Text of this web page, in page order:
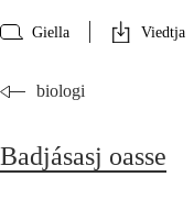
Giella Viedtja
biologi
Badjásasj oasse